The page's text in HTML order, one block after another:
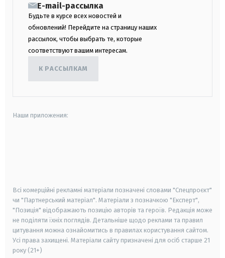
E-mail-рассылка
Будьте в курсе всех новостей и
обновлений! Перейдите на страницу наших
рассылок, чтобы выбрать те, которые
соответствуют вашим интересам.
К РАССЫЛКАМ
Наши приложения:
Всі комерційні рекламні матеріали позначені словами "Спецпроєкт"
чи "Партнерський матеріал". Матеріали з позначкою "Експерт",
"Позиція" відображають позицію авторів та героїв. Редакція може
не поділяти їхніх поглядів. Детальніше щодо реклами та правил
цитування можна ознайомитись в правилах користування сайтом.
Усі права захищені. Матеріали сайту призначені для осіб старше 21
року (21+)